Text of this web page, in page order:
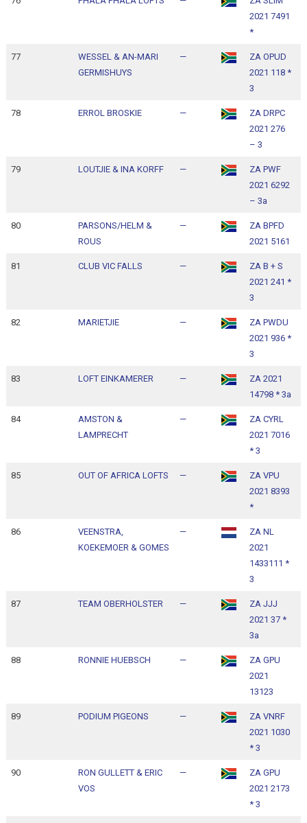
2021 7491
*
77
WESSEL & AN-MARI
GERMISHUYS
—
ZA OPUD
2021 118 *
3
78 ERROL BROSKIE —
ZA DRPC
2021 276
– 3
79 LOUTJIE & INA KORFF —
ZA PWF
2021 6292
– 3a
80
PARSONS/HELM &
ROUS
—
ZA BPFD
2021 5161
81 CLUB VIC FALLS —
ZA B + S
2021 241 *
3
82 MARIETJIE —
ZA PWDU
2021 936 *
3
83 LOFT EINKAMERER —
ZA 2021
14798 * 3a
84
AMSTON &
LAMPRECHT
—
ZA CYRL
2021 7016
* 3
85 OUT OF AFRICA LOFTS —
ZA VPU
2021 8393
*
86
VEENSTRA,
KOEKEMOER & GOMES
—
ZA NL
2021
1433111 *
3
87 TEAM OBERHOLSTER —
ZA JJJ
2021 37 *
3a
88 RONNIE HUEBSCH —
ZA GPU
2021
13123
89 PODIUM PIGEONS —
ZA VNRF
2021 1030
* 3
90
RON GULLETT & ERIC
VOS
—
ZA GPU
2021 2173
* 3